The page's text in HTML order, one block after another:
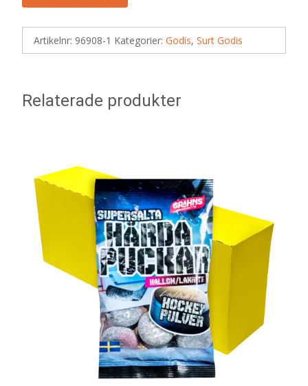
Artikelnr: 96908-1 Kategorier: Godis, Surt Godis
Relaterade produkter